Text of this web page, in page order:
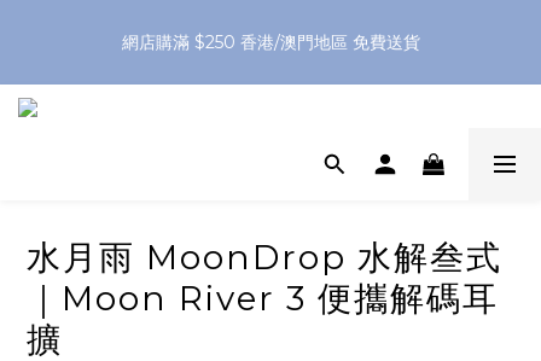
網店購滿 $250 香港/澳門地區 免費送貨
XPay（先買後付 免息分 3 期）- 新用戶首次消費滿 HK$100 即
水月雨 MoonDrop 水解叁式
｜Moon River 3 便攜解碼耳
擴